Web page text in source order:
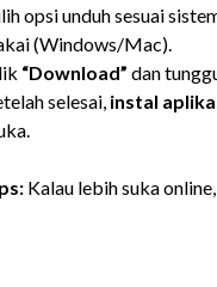
opsi unduh sesuai
(Windows/Mac).
“Download” dan
selesai, instal
Kalau lebih suka